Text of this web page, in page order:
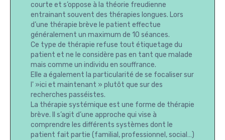
courte et s’oppose à la théorie freudienne
entrainant souvent des thérapies longues. Lors
d’une thérapie brève le patient effectue
généralement un maximum de 10 séances.
Ce type de thérapie refuse tout étiquetage du
patient et ne le considère pas en tant que malade
mais comme un individu en souffrance.
Elle a également la particularité de se focaliser sur
l' »ici et maintenant » plutôt que sur des
recherches passéistes.
La thérapie systémique est une forme de thérapie
brève. Il s’agit d’une approche qui vise à
comprendre les différents systèmes dont le
patient fait partie (familial, professionnel, social…)